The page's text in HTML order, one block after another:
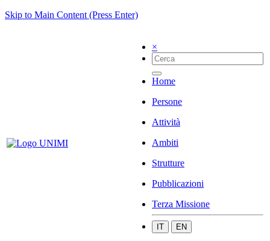
Skip to Main Content (Press Enter)
×
Home
Persone
Attività
Ambiti
Strutture
Pubblicazioni
Terza Missione
IT EN